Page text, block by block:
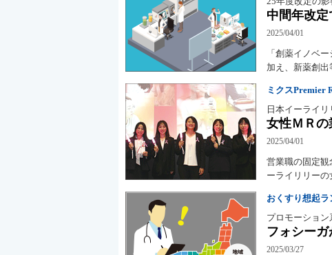
中間年改
2025/04/01
「創薬イノベ
加え、新薬創出
ミクスPremier
日本イーライリ
女性ＭＲ
2025/04/01
営業職の固定観
ーライリリーの
おくすり想起ラ
プロモーショ
フォシー
2025/03/27